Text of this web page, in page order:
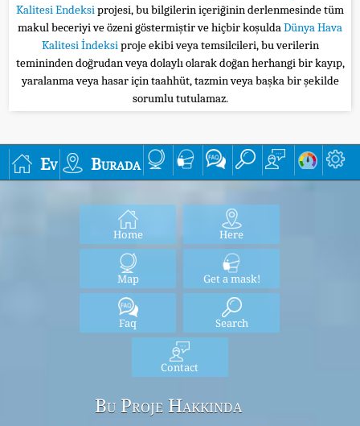
Kalitesi Endeksiprojesi, bu bilgilerin içeriğinin derlenmesinde tüm
makul beceriyi ve özeni göstermiştir ve hiçbir koşuldaDünya Hava
Kalitesi İndeksiproje ekibi veya temsilcileri, bu verilerin
temininden doğrudan veya dolaylı olarak doğan herhangi bir kayıp,
yaralanma veya hasar için taahhüt, tazmin veya başka bir şekilde
sorumlu tutulamaz.
Ev Burada
Home Here
Map Get a mask!
Faq Search
Contact
Bu Proje Hakkında